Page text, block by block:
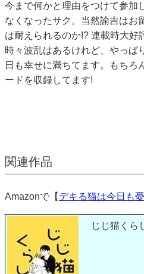
今まで何かと理由をつけて参加
なくなったサク。当然諭吉はお
は耐えられるのか!? 連載時大好
時々波乱はあるけれど、やっぱ
日も幸せに満ちてます。もちろ
ードを収録してます!
関連作品
Amazonで【 デキる猫は今日も
じじ猫くら